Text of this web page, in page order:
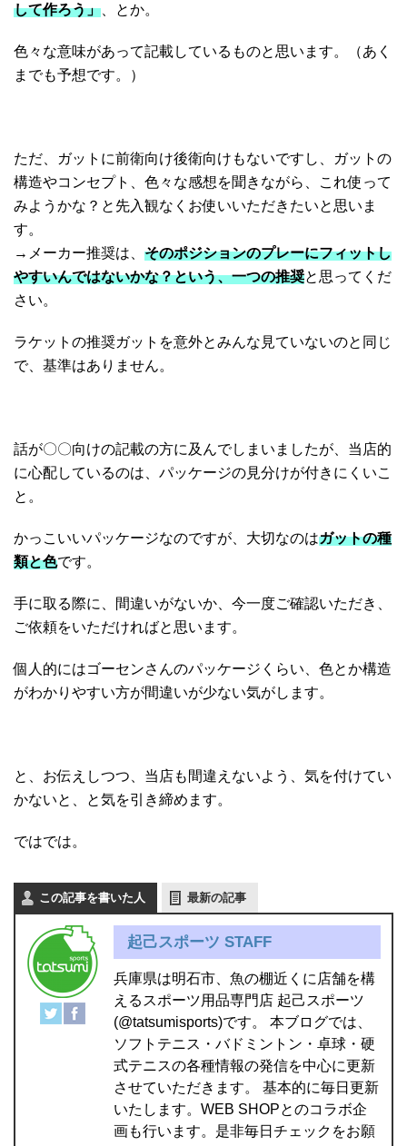
して作ろう」 、とか。
色々な意味があって記載しているものと思います。（あく
までも予想です。）
ただ、ガットに前衛向け後衛向けもないですし、ガットの
構造やコンセプト、色々な感想を聞きながら、これ使って
みようかな？と先入観なくお使いいただきたいと思いま
す。
→メーカー推奨は、 そのポジションのプレーにフィットし
やすいんではないかな？という、一つの推奨と思ってくだ
さい。
ラケットの推奨ガットを意外とみんな見ていないのと同じ
で、基準はありません。
話が〇〇向けの記載の方に及んでしまいましたが、当店的
に心配しているのは、パッケージの見分けが付きにくいこ
と。
かっこいいパッケージなのですが、大切なのはガットの種
類と色です。
手に取る際に、間違いがないか、今一度ご確認いただき、
ご依頼をいただければと思います。
個人的にはゴーセンさんのパッケージくらい、色とか構造
がわかりやすい方が間違いが少ない気がします。
と、お伝えしつつ、当店も間違えないよう、気を付けてい
かないと、と気を引き締めます。
ではでは。
この記事を書いた人 最新の記事
起己スポーツ STAFF
兵庫県は明石市、魚の棚近くに店舗を構
えるスポーツ用品専門店 起己スポーツ
(@tatsumisports)です。 本ブログでは、
ソフトテニス・バドミントン・卓球・硬
式テニスの各種情報の発信を中心に更新
させていただきます。 基本的に毎日更新
いたします。WEB SHOPとのコラボ企
画も行います。是非毎日チェックをお願